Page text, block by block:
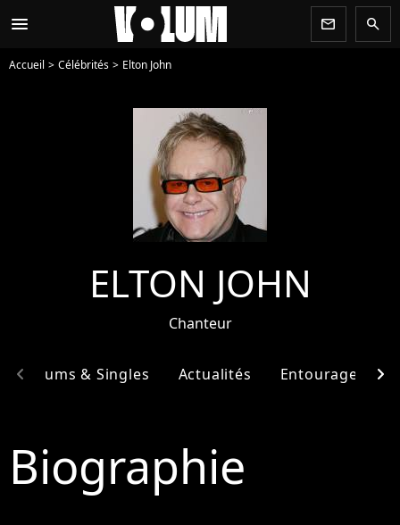
menu newsletter search
Accueil Célébrités Elton John
ELTON JOHN
Chanteur
Albums & Singles Actualités Entourage
chevron_left chevron_right
Biographie